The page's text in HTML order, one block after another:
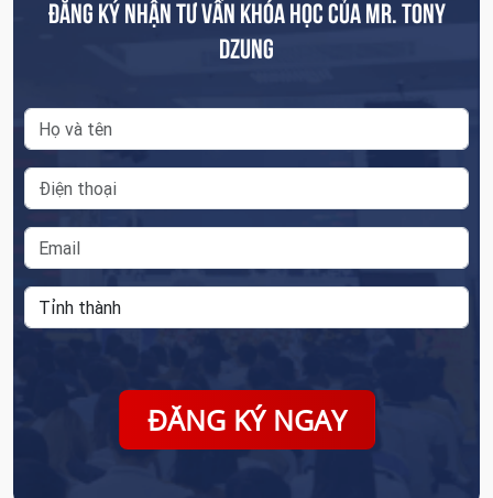
ĐĂNG KÝ NHẬN TƯ VẤN KHÓA HỌC CỦA MR. TONY
DZUNG
ĐĂNG KÝ NGAY